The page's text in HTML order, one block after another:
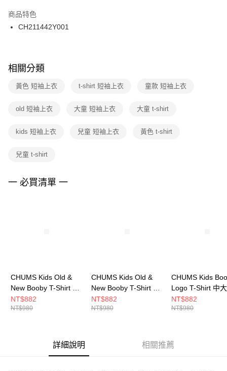
２．訂單成立數日內，您將收到繳費通知簡訊。
３．收到繳費通知簡訊後14天內，點擊此簡訊中的連結，可透過四大超商／
ATM／網路銀行／等多元方式進行付款，方視為交易完成。
※ 交易是否成功請以「AFTEE先享後付 」之結帳頁面顯示為準，若有關於
是否繳費成功／繳費後需取消欲退款等相關疑問，請聯繫「AFTEE先享後付
客戶支援中心」https://netprotections.freshdesk.com/support/home
１．透過由恩沛科技股份有限公司提供之「AFTEE先享後付」服務完成之交
權轉讓予恩沛科技股份有限公司。
３．未成年的使用者請事先徵得法定代理人或監護人之同意方可使用
４．使用「AFTEE先享後付」時，將依據個別帳號之用戶狀況，依本公司即
付款後門市自取
每筆NT$100，滿NT$1,500(含以上)免運費
商品特色
CH211442Y001
相關分類
黃色 短袖上衣 t-shirt 短袖上衣 童款 短袖上衣
old 短袖上衣 大童 短袖上衣 大童 t-shirt
kids 短袖上衣 兒童 短袖上衣 黃色 t-shirt
兒童 t-shirt
一 必買清單 一
CHUMS Kids Old &
New Booby T-Shirt 中
大童 短袖上衣 淺藍
CH211442A002
NT$882
NT$980
CHUMS Kids Old &
New Booby T-Shirt 中
大童 短袖上衣 Green
Crazy CH211442C086
NT$882
NT$980
CHUMS Kids
Logo T-Shirt 中
袖上衣 白/黑
CH211282W049
NT$882
NT$980
詳細說明 相關推薦